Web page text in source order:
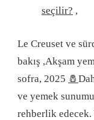
seçilir? ,
Le Creuset ve
bakış ,Akşam
sofra, 2025 🧂
ve yemek
rehberlik